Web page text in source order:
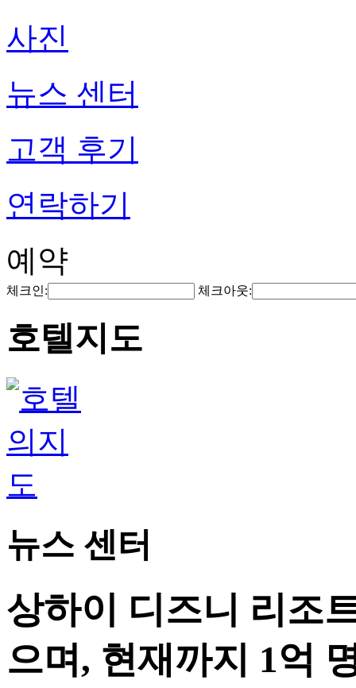
사진
뉴스 센터
고객 후기
연락하기
예약
체크인: 체크아웃:
호텔지도
뉴스 센터
상하이 디즈니 리조
으며, 현재까지 1억